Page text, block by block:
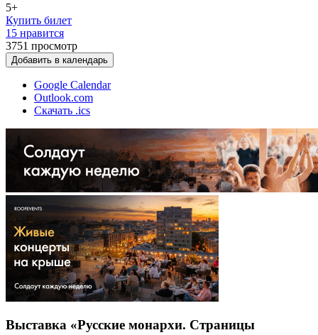
5+
Купить билет
15 нравится
3751 просмотр
Добавить в календарь
Google Calendar
Outlook.com
Скачать .ics
Выставка «Русские монархи. Страницы